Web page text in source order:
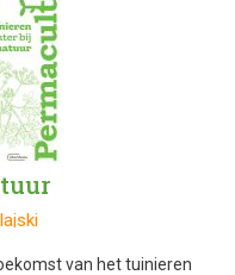
van het tuinieren